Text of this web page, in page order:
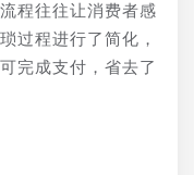
程往往让消费者感
过程进行了简化，
完成支付，省去了